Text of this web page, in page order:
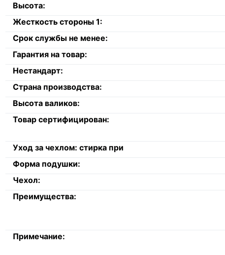
Высота:
Жесткость стороны 1:
Срок службы не менее:
Гарантия на товар:
Нестандарт:
Страна производства:
Высота валиков:
Товар сертифицирован:
Уход за чехлом: стирка при
Форма подушки:
Чехол:
Преимущества:
Примечание: